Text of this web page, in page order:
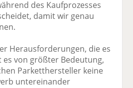
des Kaufprozesses
damit wir genau
Herausforderungen, die es
es von größter Bedeutung,
Parketthersteller keine
untereinander